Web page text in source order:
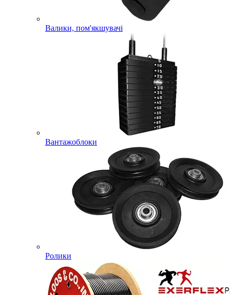
Валики, пом'якшувачі
Вантажоблоки
Ролики